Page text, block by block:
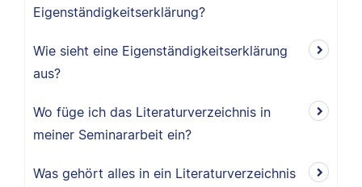
Eigenständigkeitserklärung?
Wie sieht eine Eigenständigkeitserklärung
aus?
Wo füge ich das Literaturverzeichnis in
meiner Seminararbeit ein?
Was gehört alles in ein Literaturverzeichnis